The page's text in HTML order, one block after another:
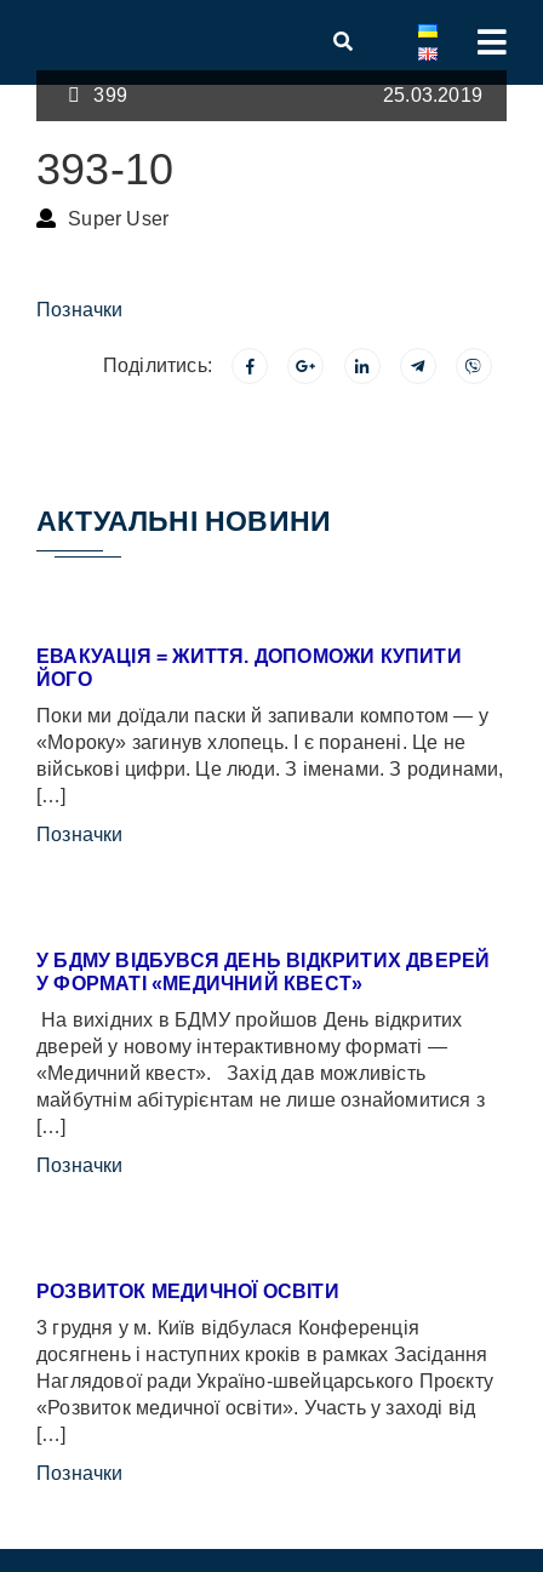
399 25.03.2019
393-10
Super User
Позначки
Поділитись:
АКТУАЛЬНІ НОВИНИ
ЕВАКУАЦІЯ = ЖИТТЯ. ДОПОМОЖИ КУПИТИ
ЙОГО
Поки ми доїдали паски й запивали компотом — у
«Мороку» загинув хлопець. І є поранені. Це не
військові цифри. Це люди. З іменами. З родинами,
[…]
Позначки
У БДМУ ВІДБУВСЯ ДЕНЬ ВІДКРИТИХ ДВЕРЕЙ
У ФОРМАТІ «МЕДИЧНИЙ КВЕСТ»
На вихідних в БДМУ пройшов День відкритих
дверей у новому інтерактивному форматі —
«Медичний квест». Захід дав можливість
майбутнім абітурієнтам не лише ознайомитися з
[…]
Позначки
РОЗВИТОК МЕДИЧНОЇ ОСВІТИ
3 грудня у м. Київ відбулася Конференція
досягнень і наступних кроків в рамках Засідання
Наглядової ради Україно-швейцарського Проєкту
«Розвиток медичної освіти». Участь у заході від
[…]
Позначки